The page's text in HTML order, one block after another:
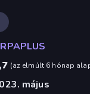
(az elmúlt 6 hónap
május